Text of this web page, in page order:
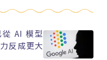
AI 模型
反成更大